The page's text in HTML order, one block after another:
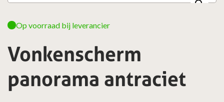
Vonkenscherm
panorama antraciet
Op voorraad bij leverancier